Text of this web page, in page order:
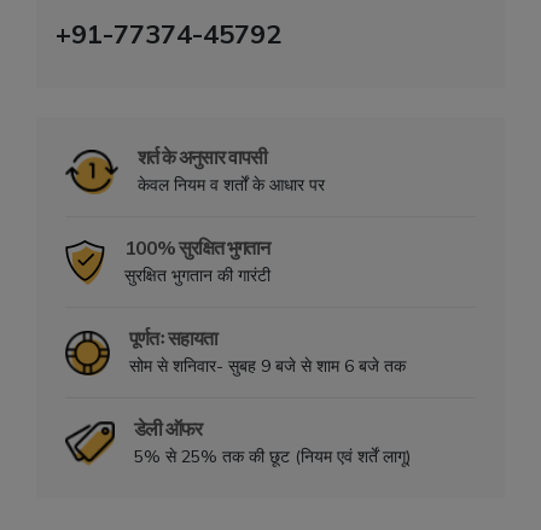
+91-77374-45792
शर्त के अनुसार वापसी
केवल नियम व शर्तों के आधार पर
100% सुरक्षित भुगतान
सुरक्षित भुगतान की गारंटी
पूर्णतः सहायता
सोम से शनिवार- सुबह 9 बजे से शाम 6 बजे तक
डेली ऑफर
5% से 25% तक की छूट (नियम एवं शर्तें लागू)